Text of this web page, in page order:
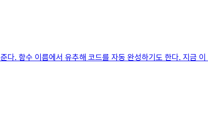
. 함수 이름에서 유추해 코드를 자동 완성하기도 한다. 지금